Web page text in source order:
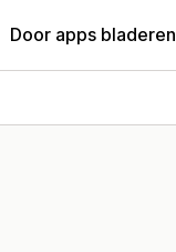
Door apps bladeren